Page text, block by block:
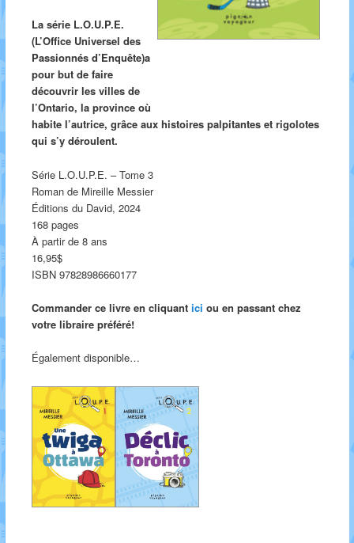
La série L.O.U.P.E.
(L’Office Universel des
Passionnés d’Enquête)a
pour but de faire
découvrir les villes de
l’Ontario, la province où
habite l’autrice, grâce aux histoires palpitantes et rigolotes
qui s’y déroulent.
Série L.O.U.P.E. – Tome 3
Roman de Mireille Messier
Éditions du David, 2024
168 pages
À partir de 8 ans
16,95$
ISBN 97828986660177
Commander ce livre en cliquant ici ou en passant chez
votre libraire préféré!
Également disponible…